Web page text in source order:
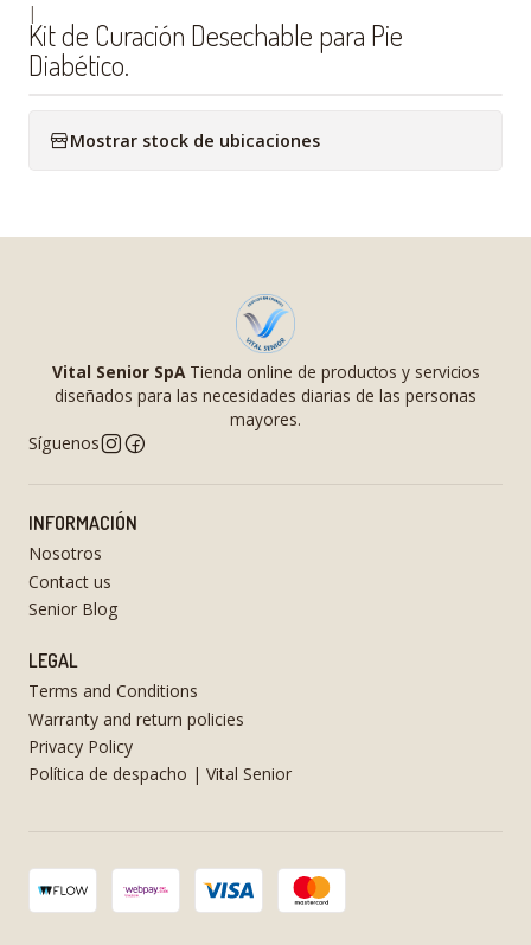
|
Kit de Curación Desechable para Pie
Diabético.
Mostrar stock de ubicaciones
Vital Senior SpATienda online de productos y servicios
diseñados para las necesidades diarias de las personas
mayores.
Síguenos
INFORMACIÓN
Nosotros
Contact us
Senior Blog
LEGAL
Terms and Conditions
Warranty and return policies
Privacy Policy
Política de despacho | Vital Senior